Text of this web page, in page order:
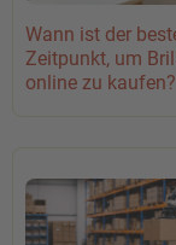
Wann ist der
Zeitpunkt, um
online zu kaufen?